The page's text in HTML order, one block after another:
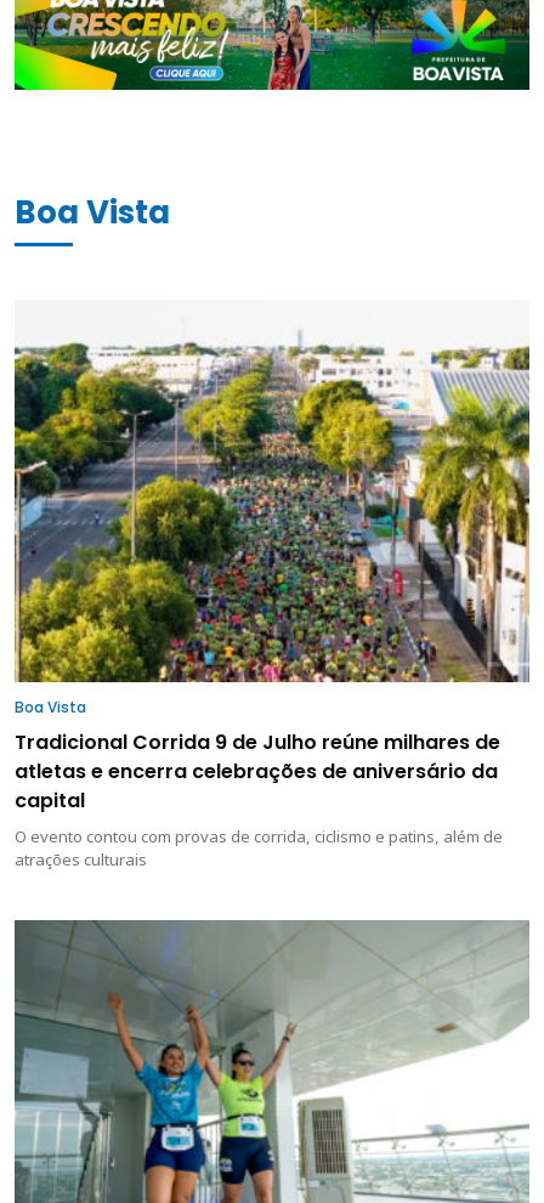
Boa Vista
Boa Vista
Tradicional Corrida 9 de Julho reúne milhares de
atletas e encerra celebrações de aniversário da
capital
O evento contou com provas de corrida, ciclismo e patins, além de
atrações culturais